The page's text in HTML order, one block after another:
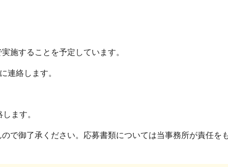
施することを予定しています。
連絡します。
ます。
で御了承ください。応募書類については当事務所が責任を